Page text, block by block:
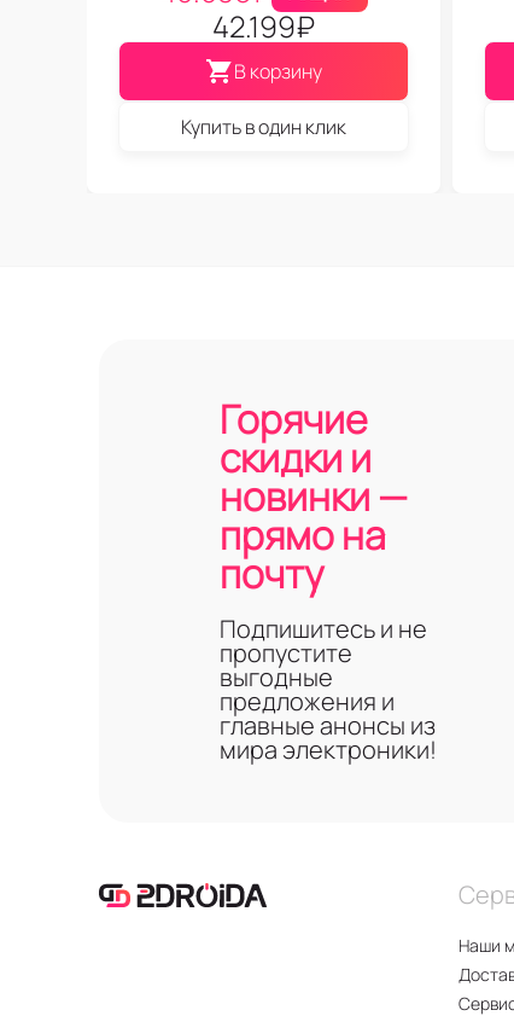
42.199₽
В корзину
Купить в один клик
Горячие
скидки и
новинки —
прямо на
почту
Подпишитесь и не
пропустите
выгодные
предложения и
главные анонсы из
мира электроники!
Наши